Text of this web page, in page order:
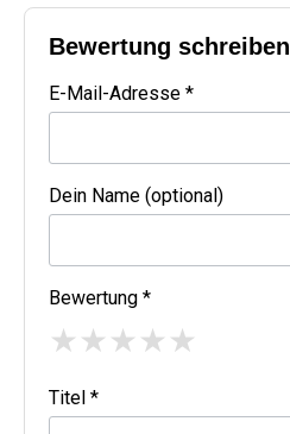
Bewertung schreiben
E-Mail-Adresse *
Dein Name (optional)
Bewertung *
★★★★★
Titel *